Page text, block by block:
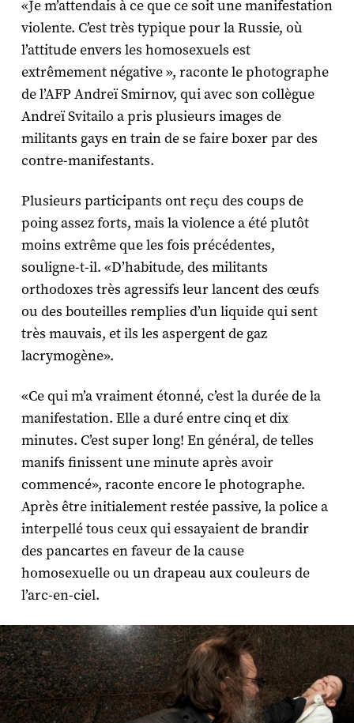
«Je m’attendais à ce que ce soit une manifestation
violente. C’est très typique pour la Russie, où
l’attitude envers les homosexuels est
extrêmement négative », raconte le photographe
de l’AFP Andreï Smirnov, qui avec son collègue
Andreï Svitailo a pris plusieurs images de
militants gays en train de se faire boxer par des
contre-manifestants.
Plusieurs participants ont reçu des coups de
poing assez forts, mais la violence a été plutôt
moins extrême que les fois précédentes,
souligne-t-il. «D’habitude, des militants
orthodoxes très agressifs leur lancent des œufs
ou des bouteilles remplies d’un liquide qui sent
très mauvais, et ils les aspergent de gaz
lacrymogène».
«Ce qui m’a vraiment étonné, c’est la durée de la
manifestation. Elle a duré entre cinq et dix
minutes. C’est super long! En général, de telles
manifs finissent une minute après avoir
commencé», raconte encore le photographe.
Après être initialement restée passive, la police a
interpellé tous ceux qui essayaient de brandir
des pancartes en faveur de la cause
homosexuelle ou un drapeau aux couleurs de
l’arc-en-ciel.